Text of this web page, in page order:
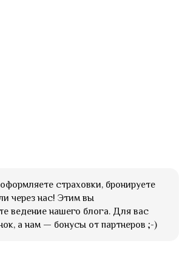
страховки, бронируете
через нас! Этим вы
ведение нашего блога. Для вас
а нам — бонусы от партнеров ;-)